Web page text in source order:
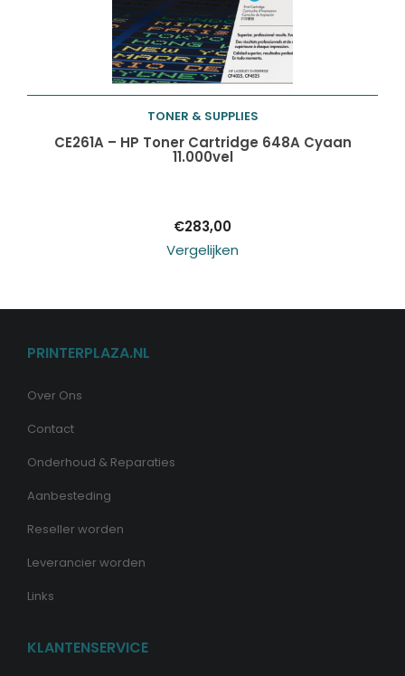
Toevoegen aan
TONER & SUPPLIES
CE261A – HP Toner Cartridge 648A Cyaan
11.000vel
€283,00
Vergelijken
PRINTERPLAZA.NL
Over Ons
Contact
Onderhoud & Reparaties
Aanbesteding
Reseller worden
Leverancier worden
Links
KLANTENSERVICE